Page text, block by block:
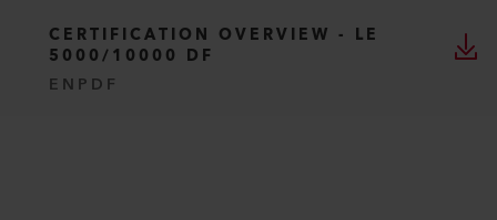
CERTIFICATION OVERVIEW - LE
5000/10000 DF
EN PDF